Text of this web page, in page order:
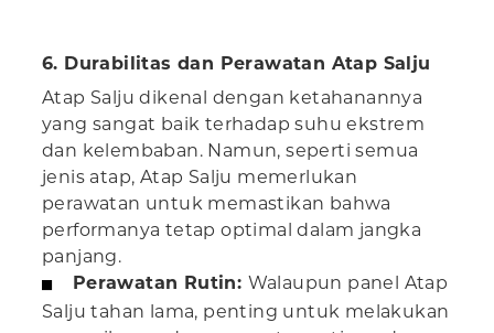
6. Durabilitas dan Perawatan Atap Salju
Atap Salju dikenal dengan ketahanannya
yang sangat baik terhadap suhu ekstrem
dan kelembaban. Namun, seperti semua
jenis atap, Atap Salju memerlukan
perawatan untuk memastikan bahwa
performanya tetap optimal dalam jangka
panjang.
Perawatan Rutin: Walaupun panel Atap
Salju tahan lama, penting untuk melakukan